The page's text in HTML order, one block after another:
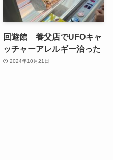
回遊館 養父店でUFOキャ
ッチャーアレルギー治った
2024年10月21日